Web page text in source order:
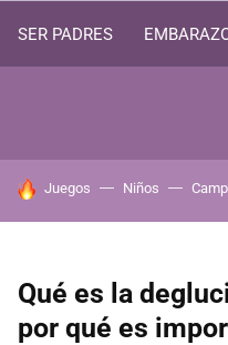
SER PADRES
HOY SE HABLA DE
Juegos Niños
Qué es la
por qué es